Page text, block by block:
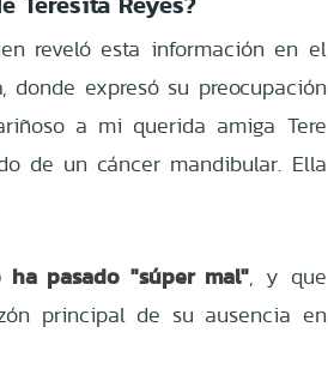
reveló esta información en el
donde expresó su preocupación
a mi querida amiga Tere
de un cáncer mandibular. Ella
ha pasado "súper mal", y que
principal de su ausencia en